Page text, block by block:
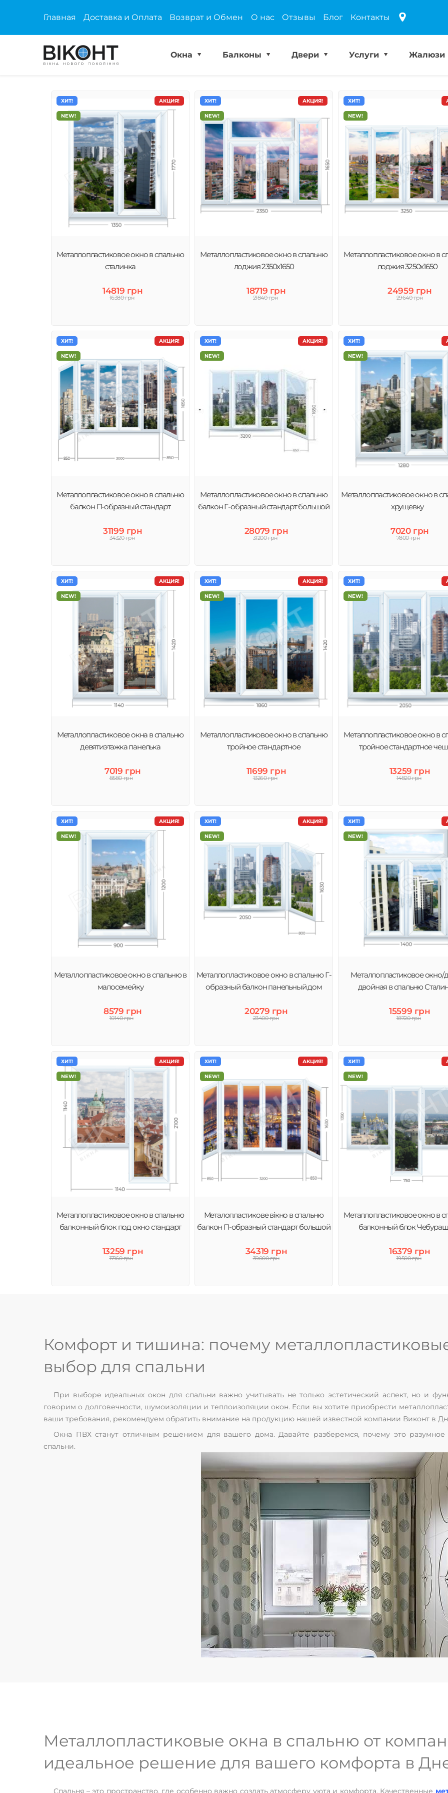
Главная Доставка и Оплата Возврат и Обмен О нас Отзывы Блог Контакты
Окна Балконы Двери Услуги Жалюзи
АКЦИЯ!
ХИТ!
NEW!
Металлопластиковое окно в спальню
сталинка
14819 грн
16380 грн
АКЦИЯ!
ХИТ!
NEW!
Металлопластиковое окно в спальню
лоджия 2350х1650
18719 грн
21840 грн
ХИТ!
NEW!
Металлопластиковое окно в
лоджия 3250х1650
24959 грн
29640 грн
АКЦИЯ!
ХИТ!
NEW!
Металлопластиковое окно в спальню
балкон П-образный стандарт
31199 грн
34320 грн
АКЦИЯ!
ХИТ!
NEW!
Металлопластиковое окно в спальню
балкон Г-образный стандарт большой
28079 грн
31200 грн
ХИТ!
NEW!
Металлопластиковое окно в
хрущевку
7020 грн
7800 грн
АКЦИЯ!
ХИТ!
NEW!
Металлопластиковое окна в спальню
девятиэтажка панелька
7019 грн
8580 грн
АКЦИЯ!
ХИТ!
NEW!
Металлопластиковое окно в спальню
тройное стандартное
11699 грн
13260 грн
ХИТ!
NEW!
Металлопластиковое окно в
тройное стандартное
13259 грн
14820 грн
АКЦИЯ!
ХИТ!
NEW!
Металлопластиковое окно в спальню в
малосемейку
8579 грн
10140 грн
АКЦИЯ!
ХИТ!
NEW!
Металлопластиковое окно в спальню Г-
образный балкон панельный дом
20279 грн
23400 грн
ХИТ!
NEW!
Металлопластиковое окно/
двойная в спальню
15599 грн
18720 грн
АКЦИЯ!
ХИТ!
NEW!
Металлопластиковое окно в спальню
балконный блок под окно стандарт
13259 грн
17160 грн
АКЦИЯ!
ХИТ!
NEW!
Металопластикове вікно в спальню
балкон П-образный стандарт большой
34319 грн
39000 грн
ХИТ!
NEW!
Металлопластиковое окно в
балконный блок
16379 грн
19500 грн
Комфорт и тишина: почему
выбор для спальни
При выборе идеальных окон для спальни важно учитывать не только эстетический аспект, но и
говорим о долговечности, шумоизоляции и теплоизоляции окон. Если вы хотите приобрести
ваши требования, рекомендуем обратить внимание на продукцию нашей известной компании Виконт в
Окна ПВХ станут отличным решением для вашего дома. Давайте разберемся, почему это
спальни.
Металлопластиковые окна в спальню от
идеальное решение для вашего комфорта в
Спальня – это пространство, где особенно важно создать атмосферу уюта и комфорта. Качественные